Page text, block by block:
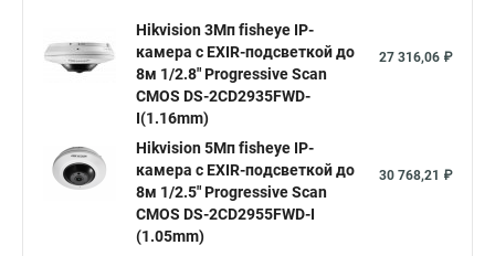
Hikvision купить Hikvision уличная ip камера
Hikvision poe
Hikvision 2 8 mm Hikvision camera Hikvision 2cd1148 i b
Видеонаблюдение Ip видеокамеры
Hikvision 2cd2142fwd
Hikvision 3Мп fisheye IP-
камера c EXIR-подсветкой до
8м 1/2.8" Progressive Scan
CMOS DS-2CD2935FWD-
I(1.16mm)
27 316,06 ₽
Hikvision 5Мп fisheye IP-
камера c EXIR-подсветкой до
8м 1/2.5" Progressive Scan
CMOS DS-2CD2955FWD-I
(1.05mm)
30 768,21 ₽